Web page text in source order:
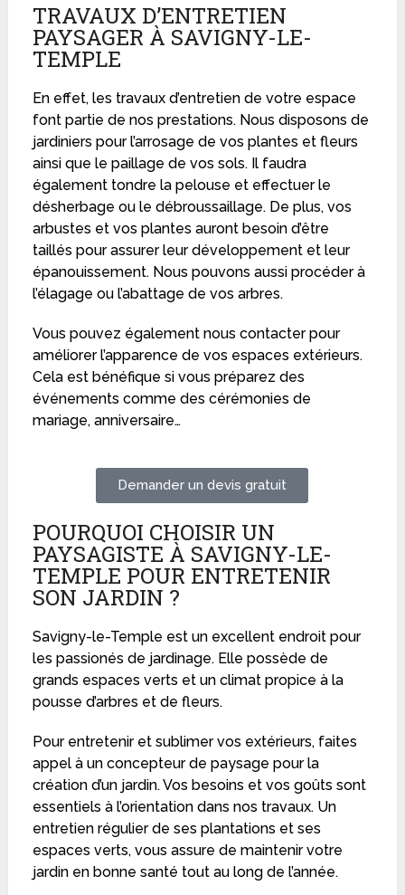
TRAVAUX D’ENTRETIEN
PAYSAGER À SAVIGNY-LE-
TEMPLE
En effet, les travaux d’entretien de votre espace
font partie de nos prestations. Nous disposons de
jardiniers pour l’arrosage de vos plantes et fleurs
ainsi que le paillage de vos sols. Il faudra
également tondre la pelouse et effectuer le
désherbage ou le débroussaillage. De plus, vos
arbustes et vos plantes auront besoin d’être
taillés pour assurer leur développement et leur
épanouissement. Nous pouvons aussi procéder à
l’élagage ou l’abattage de vos arbres.
Vous pouvez également nous contacter pour
améliorer l’apparence de vos espaces extérieurs.
Cela est bénéfique si vous préparez des
événements comme des cérémonies de
mariage, anniversaire…
Demander un devis gratuit
POURQUOI CHOISIR UN
PAYSAGISTE À SAVIGNY-LE-
TEMPLE POUR ENTRETENIR
SON JARDIN ?
Savigny-le-Temple est un excellent endroit pour
les passionés de jardinage. Elle possède de
grands espaces verts et un climat propice à la
pousse d’arbres et de fleurs.
Pour entretenir et sublimer vos extérieurs, faites
appel à un concepteur de paysage pour la
création d’un jardin. Vos besoins et vos goûts sont
essentiels à l’orientation dans nos travaux. Un
entretien régulier de ses plantations et ses
espaces verts, vous assure de maintenir votre
jardin en bonne santé tout au long de l’année.